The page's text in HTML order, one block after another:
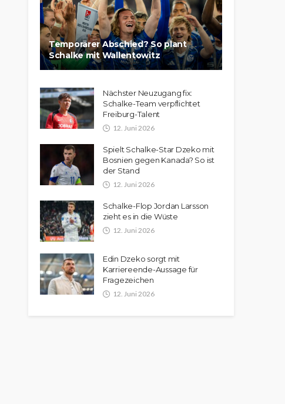
Temporärer Abschied? So plant
Schalke mit Wallentowitz
Nächster Neuzugang fix:
Schalke-Team verpflichtet
Freiburg-Talent
12. Juni 2026
Spielt Schalke-Star Dzeko mit
Bosnien gegen Kanada? So ist
der Stand
12. Juni 2026
Schalke-Flop Jordan Larsson
zieht es in die Wüste
12. Juni 2026
Edin Dzeko sorgt mit
Karriereende-Aussage für
Fragezeichen
12. Juni 2026